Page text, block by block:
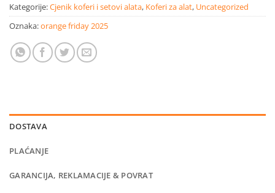
Kategorije:Cjenik koferi i setovi alata, Koferi za alat, Uncategorized
Oznaka:orange friday 2025
DOSTAVA
PLAĆANJE
GARANCIJA, REKLAMACIJE & POVRAT